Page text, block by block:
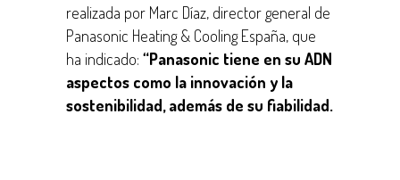
realizada por Marc Díaz, director general de
Panasonic Heating & Cooling España, que
ha indicado: “Panasonic tiene en su ADN
aspectos como la innovación y la
sostenibilidad, además de su fiabilidad.